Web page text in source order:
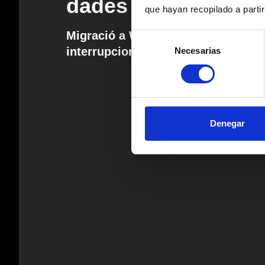
que hayan recopilado a
Selección
de
consentimiento
Necesarias
Denegar
dades a WordPress
Migració a WordPress segura,
interrupcions